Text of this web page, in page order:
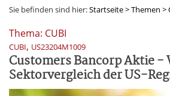
Sie befinden sind hier:Startseite>Themen >
Thema: CUBI
CUBI, US23204M1009
Customers Bancorp Aktie -
Sektorvergleich der US-